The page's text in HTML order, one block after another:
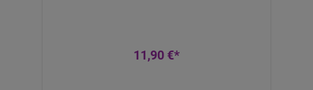
11,90 €*